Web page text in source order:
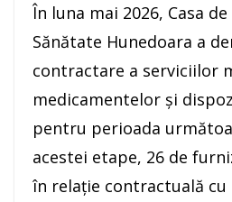
În luna mai 2026, Casa
Sănătate Hunedoara a
contractare a serviciilor
medicamentelor și
pentru perioada
acestei etape, 26 de
în relație contractuală